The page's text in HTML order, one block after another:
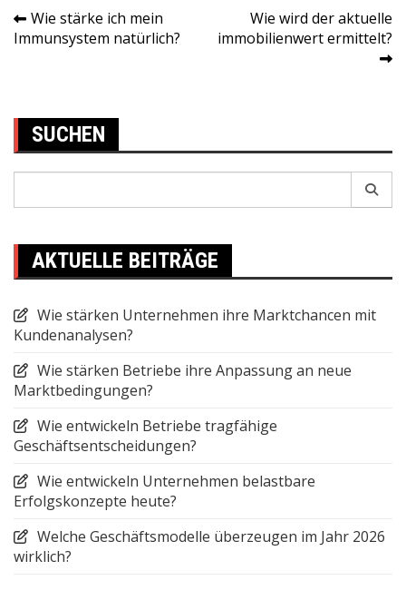
Post
Wie stärke ich mein
Immunsystem natürlich?
Wie wird der aktuelle
immobilienwert ermittelt?
SUCHEN
AKTUELLE BEITRÄGE
Wie stärken Unternehmen ihre Marktchancen mit
Kundenanalysen?
Wie stärken Betriebe ihre Anpassung an neue
Marktbedingungen?
Wie entwickeln Betriebe tragfähige
Geschäftsentscheidungen?
Wie entwickeln Unternehmen belastbare
Erfolgskonzepte heute?
Welche Geschäftsmodelle überzeugen im Jahr 2026
wirklich?